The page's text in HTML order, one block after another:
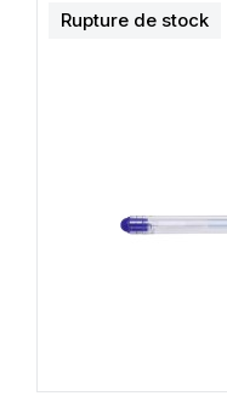
Rupture de stock